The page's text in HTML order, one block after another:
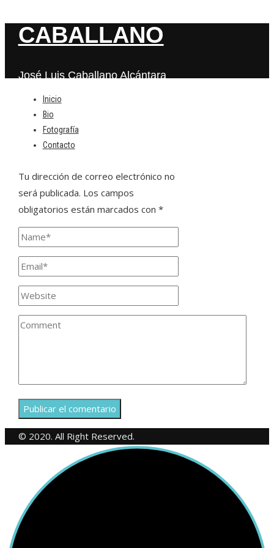
CABALLANO
José Luis Caballano Alcántara
Inicio
Bio
Fotografía
Contacto
Deja una respuesta
Tu dirección de correo electrónico no
será publicada. Los campos
obligatorios están marcados con *
© 2020. All Right Reserved.